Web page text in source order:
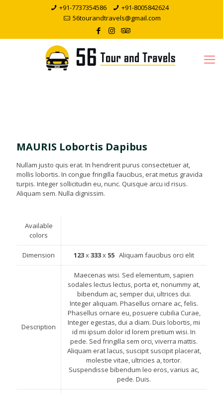
+91-7737354586
+91-8005842624
56tourandtravels@gmail.com
MAURIS Lobortis Dapibus
Nullam justo quis erat. In hendrerit purus consectetuer at,
mollis lobortis. In congue fringilla faucibus, erat metus gravida
turpis. Integer sollicitudin eu, nunc. Quisque arcu id risus.
Aliquam sem. Nulla dignissim.
Available
colors
Dimension 123x333x 55 Aliquam faucibus orci elit
Description
Maecenas wisi. Sed elementum, sapien
sodales lectus lectus, porta et, nonummy at,
bibendum ac, semper dui, ultrices dui.
Integer aliquam. Phasellus ornare ac, felis.
Phasellus ornare eu, posuere cubilia Curae,
Integer egestas, dui a diam. Duis lobortis, mi
id mi ipsum dolor id lorem pretium wisi. In
pede. Sed fringilla sem orci, viverra mattis.
Aliquam erat lacus, suscipit suscipit placerat,
molestie vitae, ultricies a, tortor.
Suspendisse bibendum leo eros, varius ac,
pede. Duis.